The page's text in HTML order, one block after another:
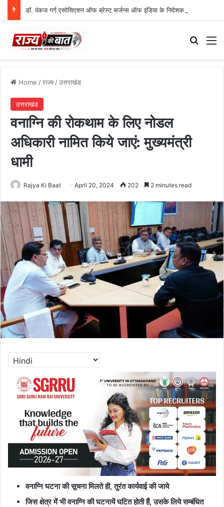
Home /राज्य/उत्तराखंड
उत्तराखंड
वनाग्नि की रोकथाम के लिए नोडल
अधिकारी नामित किये जाएं: मुख्यमंत्री
धामी
Rajya Ki Baat April 20, 2024 202 2 minutes read
वनाग्नि घटना की सूचना मिलते ही, तुरंत कार्यवाई की जाये
जिस क्षेत्र में भी वनाग्नि की घटनायें घटित होती हैं, उसके लिये सम्बंधित